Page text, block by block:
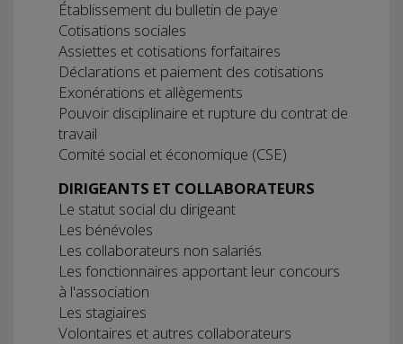
Établissement du bulletin de paye
Cotisations sociales
Assiettes et cotisations forfaitaires
Déclarations et paiement des cotisations
Exonérations et allègements
Pouvoir disciplinaire et rupture du contrat de
travail
Comité social et économique (CSE)
DIRIGEANTS ET COLLABORATEURS
Le statut social du dirigeant
Les bénévoles
Les collaborateurs non salariés
Les fonctionnaires apportant leur concours
à l'association
Les stagiaires
Volontaires et autres collaborateurs